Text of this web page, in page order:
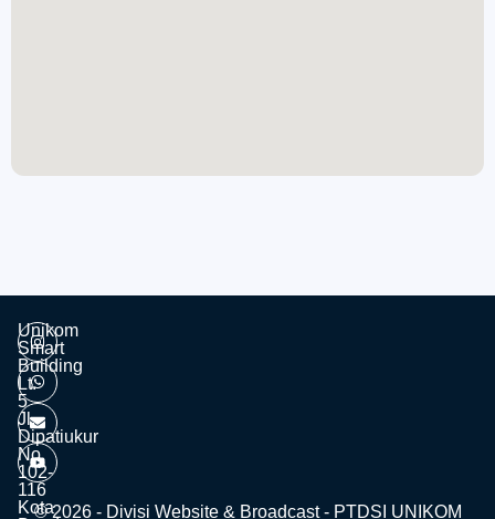
Unikom
Smart
Building
Lt.
5
Jl.
Dipatiukur
No.
102-
116
Kota
© 2026 - Divisi Website & Broadcast - PTDSI UNIKOM